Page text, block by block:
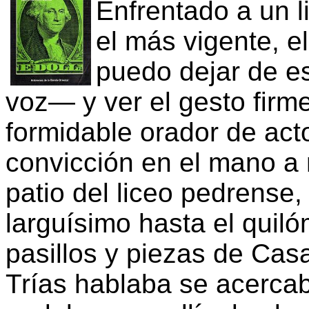
Enfrentado a un
el más vigente,
puedo dejar de
voz— y ver el gesto
formidable orador de
convicción en el mano
patio del liceo
larguísimo hasta el
pasillos y piezas de
Trías hablaba se